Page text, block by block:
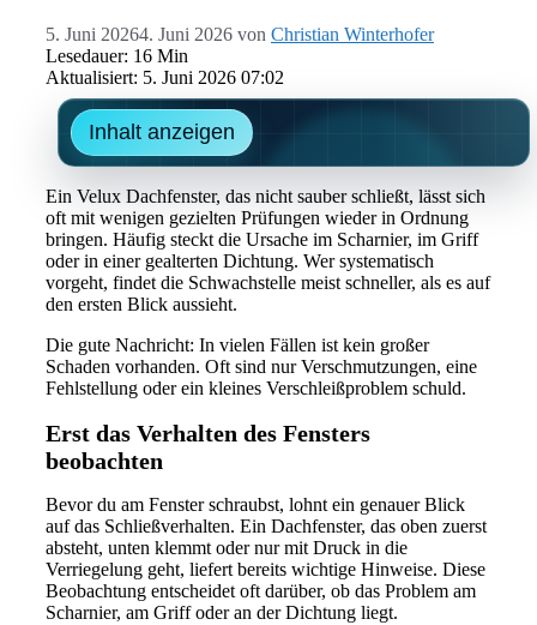
5. Juni 20264. Juni 2026 von Christian Winterhofer
Lesedauer: 16 Min
Aktualisiert: 5. Juni 2026 07:02
Inhalt anzeigen
Ein Velux Dachfenster, das nicht sauber schließt, lässt sich
oft mit wenigen gezielten Prüfungen wieder in Ordnung
bringen. Häufig steckt die Ursache im Scharnier, im Griff
oder in einer gealterten Dichtung. Wer systematisch
vorgeht, findet die Schwachstelle meist schneller, als es auf
den ersten Blick aussieht.
Die gute Nachricht: In vielen Fällen ist kein großer
Schaden vorhanden. Oft sind nur Verschmutzungen, eine
Fehlstellung oder ein kleines Verschleißproblem schuld.
Erst das Verhalten des Fensters
beobachten
Bevor du am Fenster schraubst, lohnt ein genauer Blick
auf das Schließverhalten. Ein Dachfenster, das oben zuerst
absteht, unten klemmt oder nur mit Druck in die
Verriegelung geht, liefert bereits wichtige Hinweise. Diese
Beobachtung entscheidet oft darüber, ob das Problem am
Scharnier, am Griff oder an der Dichtung liegt.